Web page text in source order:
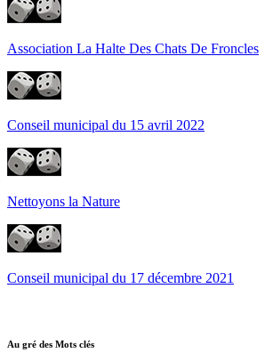
Association La Halte Des Chats De Froncles
Conseil municipal du 15 avril 2022
Nettoyons la Nature
Conseil municipal du 17 décembre 2021
Au gré des Mots clés